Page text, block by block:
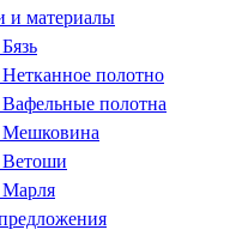
и материалы
Бязь
Нетканное полотно
Вафельные полотна
Мешковина
Ветоши
Марля